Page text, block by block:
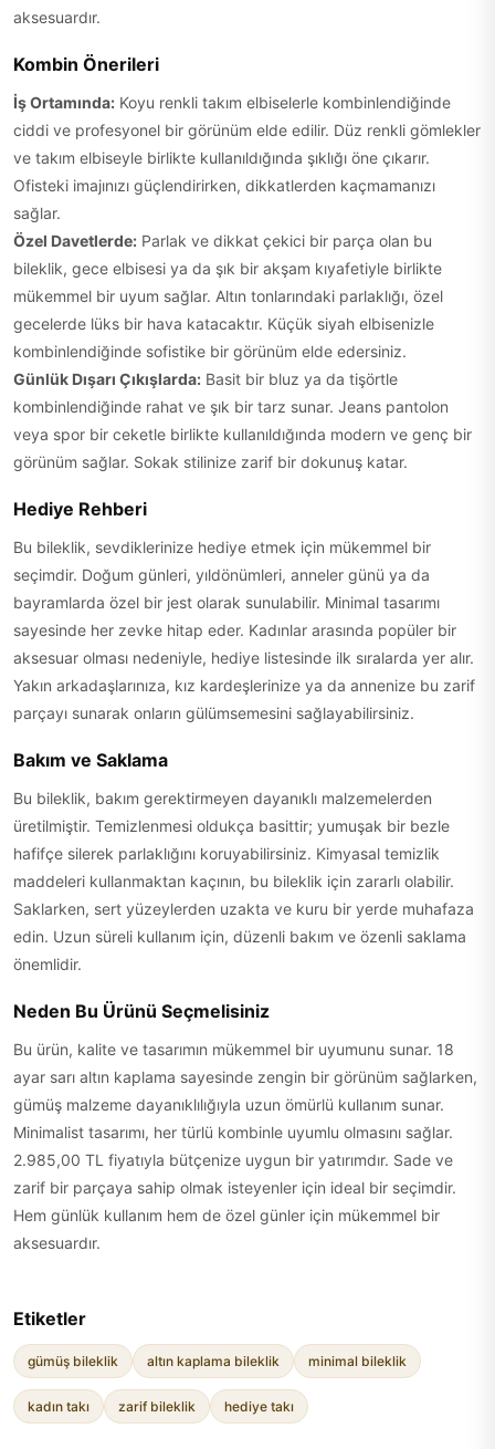
aksesuardır.
Kombin Önerileri
İş Ortamında: Koyu renkli takım elbiselerle kombinlendiğinde
ciddi ve profesyonel bir görünüm elde edilir. Düz renkli gömlekler
ve takım elbiseyle birlikte kullanıldığında şıklığı öne çıkarır.
Ofisteki imajınızı güçlendirirken, dikkatlerden kaçmamanızı
sağlar.
Özel Davetlerde: Parlak ve dikkat çekici bir parça olan bu
bileklik, gece elbisesi ya da şık bir akşam kıyafetiyle birlikte
mükemmel bir uyum sağlar. Altın tonlarındaki parlaklığı, özel
gecelerde lüks bir hava katacaktır. Küçük siyah elbisenizle
kombinlendiğinde sofistike bir görünüm elde edersiniz.
Günlük Dışarı Çıkışlarda: Basit bir bluz ya da tişörtle
kombinlendiğinde rahat ve şık bir tarz sunar. Jeans pantolon
veya spor bir ceketle birlikte kullanıldığında modern ve genç bir
görünüm sağlar. Sokak stilinize zarif bir dokunuş katar.
Hediye Rehberi
Bu bileklik, sevdiklerinize hediye etmek için mükemmel bir
seçimdir. Doğum günleri, yıldönümleri, anneler günü ya da
bayramlarda özel bir jest olarak sunulabilir. Minimal tasarımı
sayesinde her zevke hitap eder. Kadınlar arasında popüler bir
aksesuar olması nedeniyle, hediye listesinde ilk sıralarda yer alır.
Yakın arkadaşlarınıza, kız kardeşlerinize ya da annenize bu zarif
parçayı sunarak onların gülümsemesini sağlayabilirsiniz.
Bakım ve Saklama
Bu bileklik, bakım gerektirmeyen dayanıklı malzemelerden
üretilmiştir. Temizlenmesi oldukça basittir; yumuşak bir bezle
hafifçe silerek parlaklığını koruyabilirsiniz. Kimyasal temizlik
maddeleri kullanmaktan kaçının, bu bileklik için zararlı olabilir.
Saklarken, sert yüzeylerden uzakta ve kuru bir yerde muhafaza
edin. Uzun süreli kullanım için, düzenli bakım ve özenli saklama
önemlidir.
Neden Bu Ürünü Seçmelisiniz
Bu ürün, kalite ve tasarımın mükemmel bir uyumunu sunar. 18
ayar sarı altın kaplama sayesinde zengin bir görünüm sağlarken,
gümüş malzeme dayanıklılığıyla uzun ömürlü kullanım sunar.
Minimalist tasarımı, her türlü kombinle uyumlu olmasını sağlar.
2.985,00 TL fiyatıyla bütçenize uygun bir yatırımdır. Sade ve
zarif bir parçaya sahip olmak isteyenler için ideal bir seçimdir.
Hem günlük kullanım hem de özel günler için mükemmel bir
aksesuardır.
Etiketler
gümüş bileklik altın kaplama bileklik minimal bileklik
kadın takı zarif bileklik hediye takı